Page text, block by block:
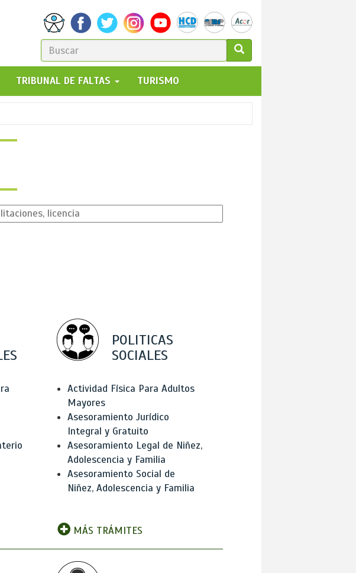
FORMULARIO
DE
BÚSQUEDA
GO!
TRIBUNAL DE FALTAS TURISMO
POLITICAS
SOCIALES
Actividad Física Para Adultos
Mayores
Asesoramiento Jurídico
Integral y Gratuito
Asesoramiento Legal de Niñez,
Adolescencia y Familia
Asesoramiento Social de
Niñez, Adolescencia y Familia
MÁS TRÁMITES